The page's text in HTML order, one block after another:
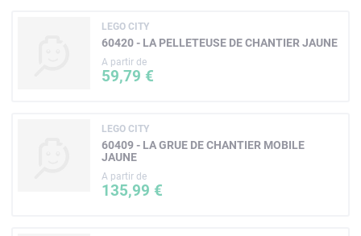
LEGO CITY
60420 - LA PELLETEUSE DE CHANTIER JAUNE
A partir de
59,79 €
LEGO CITY
60409 - LA GRUE DE CHANTIER MOBILE
JAUNE
A partir de
135,99 €